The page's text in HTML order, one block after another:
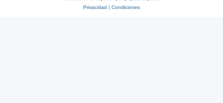
Privacidad | Condiciones